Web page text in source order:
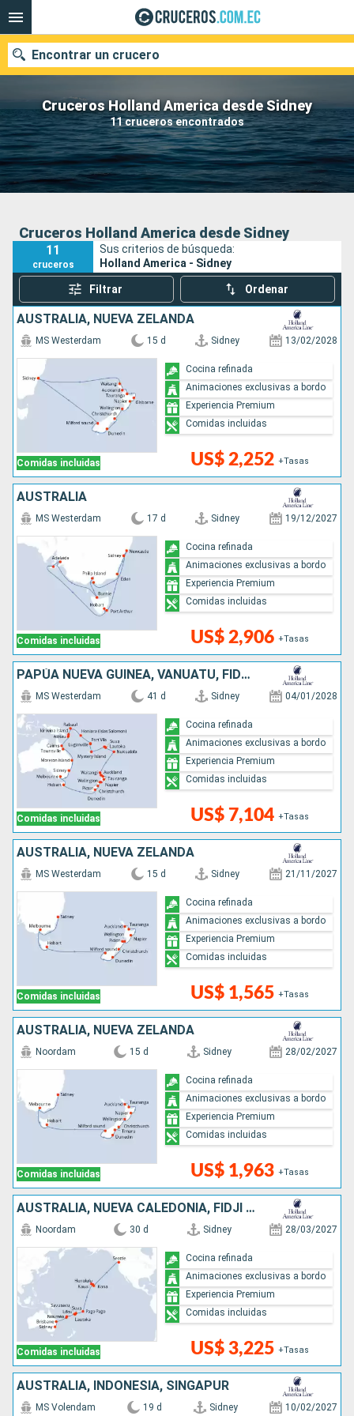
Cruceros Holland America desde Sidney
11 cruceros encontrados
Encontrar un crucero
Nuestros destinos
Fecha de salida
Buscar
Cruceros Holland America desde Sidney
11
cruceros
Sus criterios de búsqueda:
Holland America - Sidney
Filtrar Ordenar
AUSTRALIA, NUEVA ZELANDA
Comidas incluidas
MS Westerdam 15 d Sidney 13/02/2028
US$ 2,252 +Tasas
Cocina refinada
Animaciones exclusivas a bordo
Experiencia Premium
Comidas incluidas
AUSTRALIA
Comidas incluidas
MS Westerdam 17 d Sidney 19/12/2027
US$ 2,906 +Tasas
Cocina refinada
Animaciones exclusivas a bordo
Experiencia Premium
Comidas incluidas
PAPÚA NUEVA GUINEA, VANUATU, FIDJI (ISLAS), TONGA, NUEVA ZELANDA, AUSTRALIA
Comidas incluidas
MS Westerdam 41 d Sidney 04/01/2028
US$ 7,104 +Tasas
Cocina refinada
Animaciones exclusivas a bordo
Experiencia Premium
Comidas incluidas
AUSTRALIA, NUEVA ZELANDA
Comidas incluidas
MS Westerdam 15 d Sidney 21/11/2027
US$ 1,565 +Tasas
Cocina refinada
Animaciones exclusivas a bordo
Experiencia Premium
Comidas incluidas
AUSTRALIA, NUEVA ZELANDA
Comidas incluidas
Noordam 15 d Sidney 28/02/2027
US$ 1,963 +Tasas
Cocina refinada
Animaciones exclusivas a bordo
Experiencia Premium
Comidas incluidas
AUSTRALIA, NUEVA CALEDONIA, FIDJI (ISLAS), ESTADOS UNIDOS
Comidas incluidas
Noordam 30 d Sidney 28/03/2027
US$ 3,225 +Tasas
Cocina refinada
Animaciones exclusivas a bordo
Experiencia Premium
Comidas incluidas
AUSTRALIA, INDONESIA, SINGAPUR
MS Volendam 19 d Sidney 10/02/2027